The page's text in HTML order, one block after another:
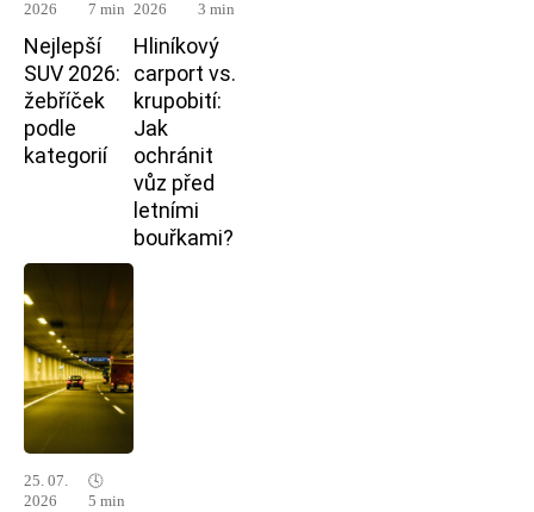
2026
7 min
Nejlepší
SUV 2026:
žebříček
podle
kategorií
2026
3 min
Hliníkový
carport vs.
krupobití:
Jak
ochránit
vůz před
letními
bouřkami?
25. 07.
2026
🕓
5 min